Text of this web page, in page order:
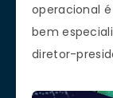
operacional
bem
diretor-